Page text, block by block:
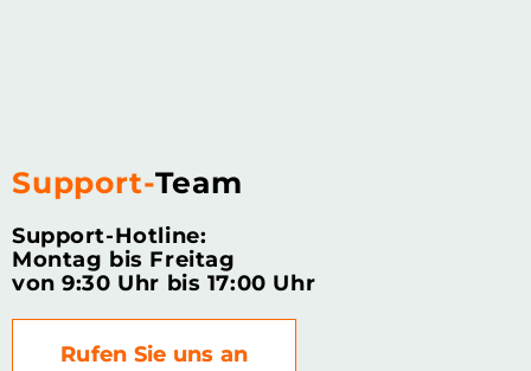
Support-Team
Support-Hotline:
Montag bis Freitag
von 9:30 Uhr bis 17:00 Uhr
Rufen Sie uns an